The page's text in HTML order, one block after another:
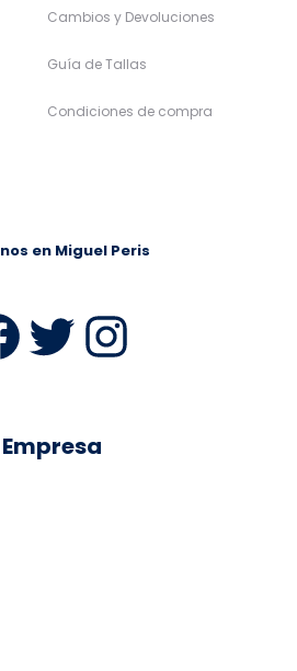
Cambios y Devoluciones
Guía de Tallas
Condiciones de compra
en Miguel Peris
Twitter
Empresa